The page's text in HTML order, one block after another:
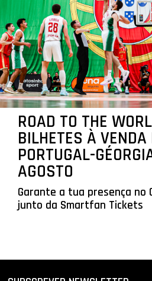
ROAD TO THE
BILHETES À VENDA
PORTUGAL-
AGOSTO
Garante a tua presença no
junto da Smartfan Tickets